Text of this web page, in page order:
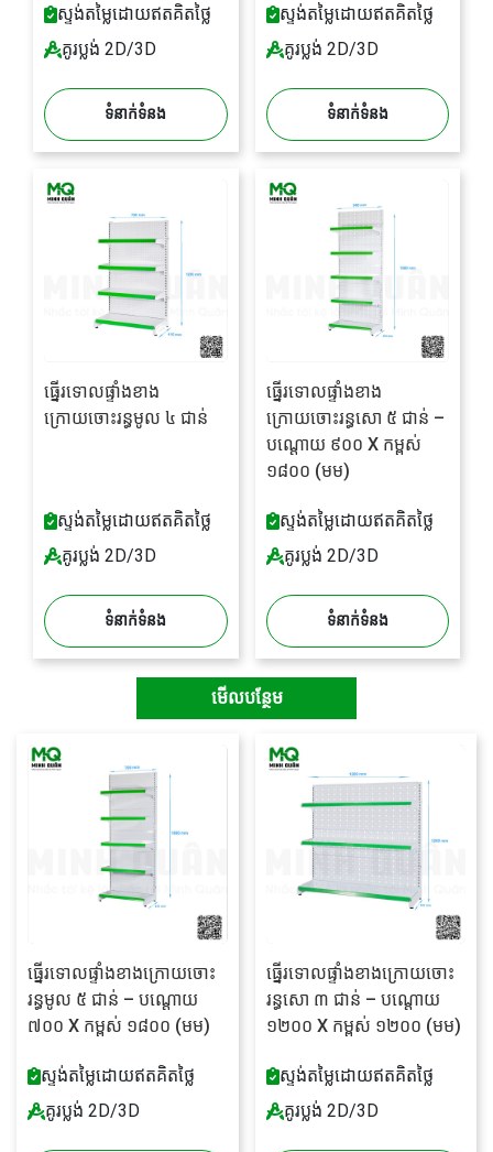
ស្ទង់តម្លៃដោយឥតគិតថ្លៃ
គូរប្លង់ 2D/3D
ទំនាក់ទំនង
ស្ទង់តម្លៃដោយឥតគិតថ្លៃ
គូរប្លង់ 2D/3D
ទំនាក់ទំនង
ធ្នើរទោលផ្ទាំងខាង
ក្រោយចោះរន្ធមូល ៤ ជាន់
ស្ទង់តម្លៃដោយឥតគិតថ្លៃ
គូរប្លង់ 2D/3D
ទំនាក់ទំនង
ធ្នើរទោលផ្ទាំងខាង
ក្រោយចោះរន្ធសោ ៥ ជាន់ –
បណ្តោយ ៩០០ X កម្ពស់
១៨០០ (មម)
ស្ទង់តម្លៃដោយឥតគិតថ្លៃ
គូរប្លង់ 2D/3D
ទំនាក់ទំនង
មើលបន្ថែម
ធ្នើរទោលផ្ទាំងខាងក្រោយចោះ
រន្ធមូល ៥ ជាន់ – បណ្តោយ
៧០០ X កម្ពស់ ១៨០០ (មម)
ស្ទង់តម្លៃដោយឥតគិតថ្លៃ
គូរប្លង់ 2D/3D
ធ្នើរទោលផ្ទាំងខាងក្រោយចោះ
រន្ធសោ ៣ ជាន់ – បណ្តោយ
១២០០ X កម្ពស់ ១២០០ (មម)
ស្ទង់តម្លៃដោយឥតគិតថ្លៃ
គូរប្លង់ 2D/3D